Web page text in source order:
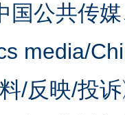
国公共传
media/
/反映/投